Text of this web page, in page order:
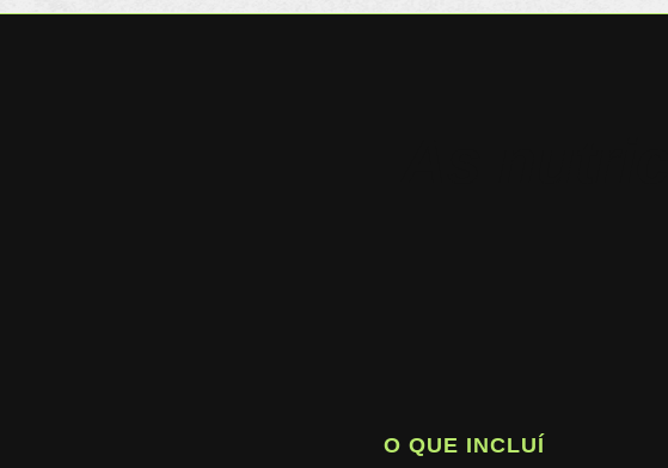
O QUE INCLUÍ